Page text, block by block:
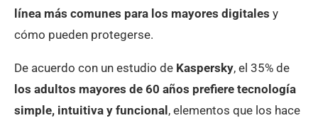
línea más comunes para los mayores digitales y
cómo pueden protegerse.
De acuerdo con un estudio de Kaspersky, el 35% de
los adultos mayores de 60 años prefiere tecnología
simple, intuitiva y funcional , elementos que los hace